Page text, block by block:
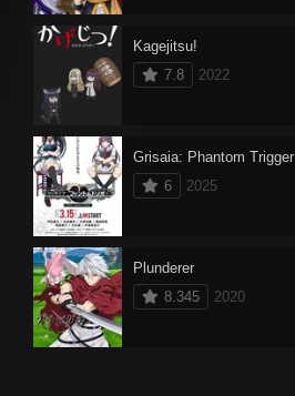
Kagejitsu!
7.8
2022
Grisaia: Phantom Trigger
6
2025
Plunderer
8.345
2020